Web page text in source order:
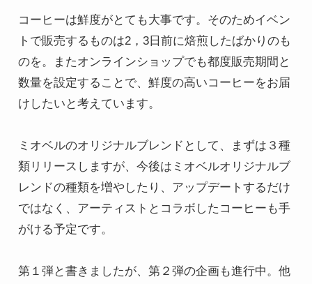
コーヒーは鮮度がとても大事です。そのためイベン
トで販売するものは2，3日前に焙煎したばかりのも
のを。またオンラインショップでも都度販売期間と
数量を設定することで、鮮度の高いコーヒーをお届
けしたいと考えています。
ミオベルのオリジナルブレンドとして、まずは３種
類リリースしますが、今後はミオベルオリジナルブ
レンドの種類を増やしたり、アップデートするだけ
ではなく、アーティストとコラボしたコーヒーも手
がける予定です。
第１弾と書きましたが、第２弾の企画も進行中。他